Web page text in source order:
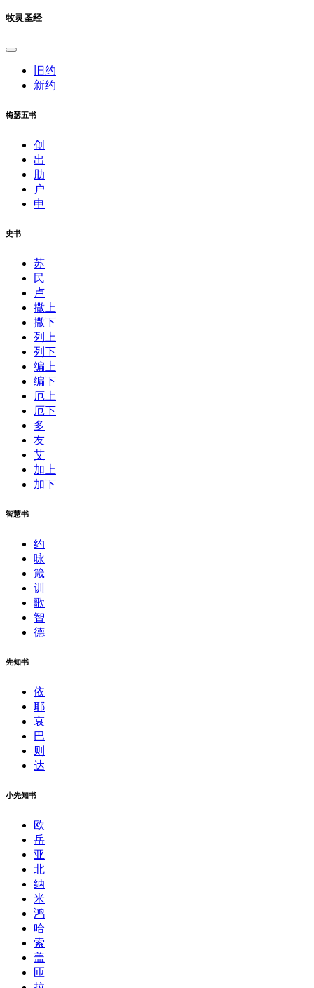
牧灵圣经
旧约
新约
梅瑟五书
创
出
肋
户
申
史书
苏
民
卢
撒上
撒下
列上
列下
编上
编下
厄上
厄下
多
友
艾
加上
加下
智慧书
约
咏
箴
训
歌
智
德
先知书
依
耶
哀
巴
则
达
小先知书
欧
岳
亚
北
纳
米
鸿
哈
索
盖
匝